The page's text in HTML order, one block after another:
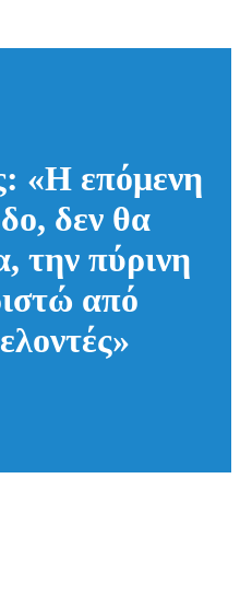
«Η επόμενη
δεν θα
την πύρινη
από